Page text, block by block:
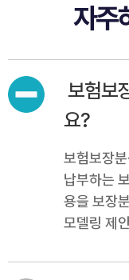
자주
보험보
요?
보험보장
납부하는
용을 보장
모델링 제